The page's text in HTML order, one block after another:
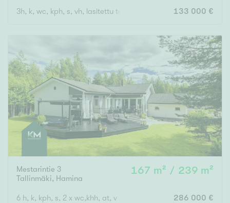
Rakennusvuosi
Uudiskohteet
Vain uudiskohteet Ei uudiskohteita
Arvokohteet
Vain arvokohteet
3h, k, wc, kph, s, vh, lasitettu terassi 133 000 €
Mestarintie 3
Tallinmäki, Hamina
167 m² / 239 m²
6 h, k, kph, s, 2 x wc,khh, at, v 286 000 €